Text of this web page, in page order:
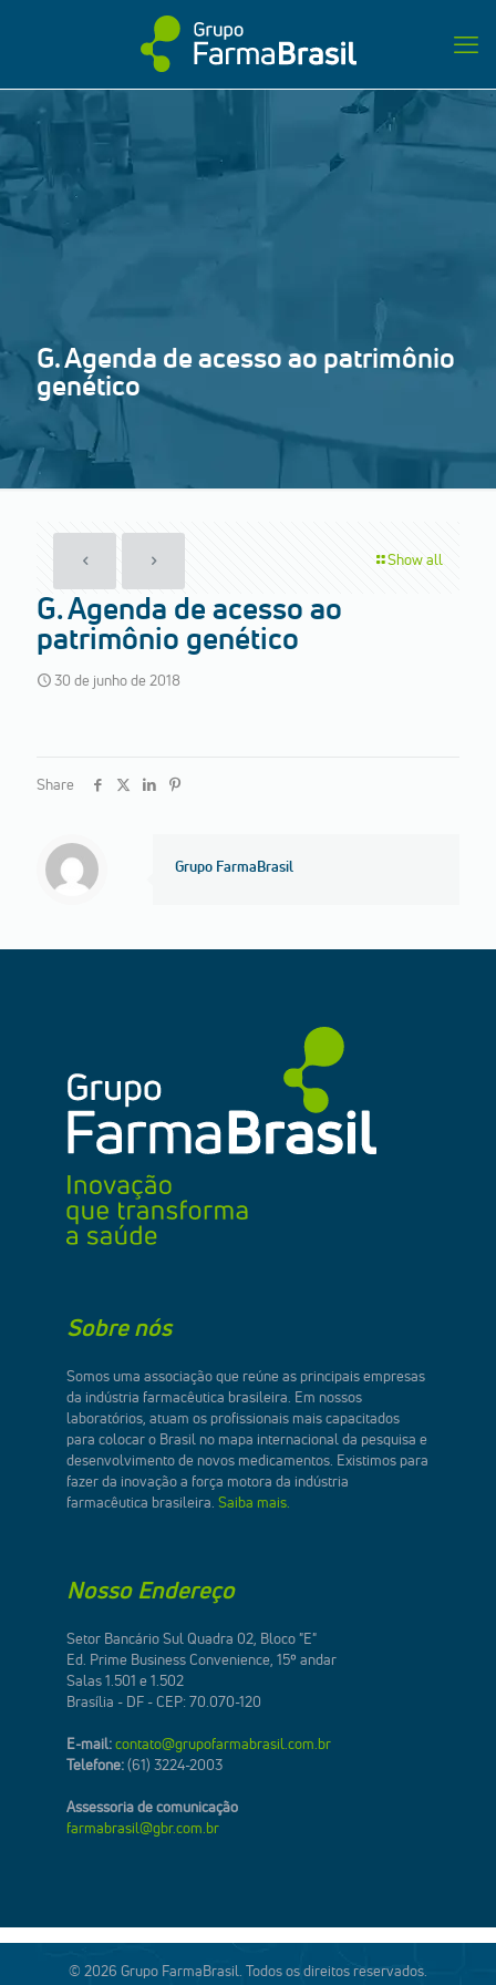
G. Agenda de acesso ao patrimônio
genético
Show all
G. Agenda de acesso ao
patrimônio genético
30 de junho de 2018
Share
Grupo FarmaBrasil
Sobre nós
Somos uma associação que reúne as principais empresas
da indústria farmacêutica brasileira. Em nossos
laboratórios, atuam os profissionais mais capacitados
para colocar o Brasil no mapa internacional da pesquisa e
desenvolvimento de novos medicamentos. Existimos para
fazer da inovação a força motora da indústria
farmacêutica brasileira. Saiba mais.
Nosso Endereço
Setor Bancário Sul Quadra 02, Bloco "E"
Ed. Prime Business Convenience, 15º andar
Salas 1.501 e 1.502
Brasília - DF - CEP: 70.070-120
E-mail:contato@grupofarmabrasil.com.br
Telefone:(61) 3224-2003
Assessoria de comunicação
farmabrasil@gbr.com.br
© 2026 Grupo FarmaBrasil. Todos os direitos reservados.